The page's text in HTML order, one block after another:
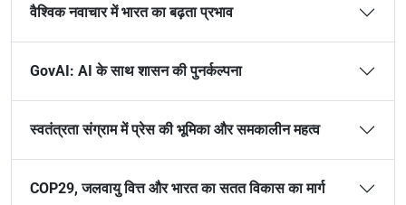
वैश्विक नवाचार में भारत का बढ़ता प्रभाव
GovAI: AI के साथ शासन की पुनर्कल्पना
स्वतंत्रता संग्राम में प्रेस की भूमिका और समकालीन महत्व
COP29, जलवायु वित्त और भारत का सतत विकास का मार्ग